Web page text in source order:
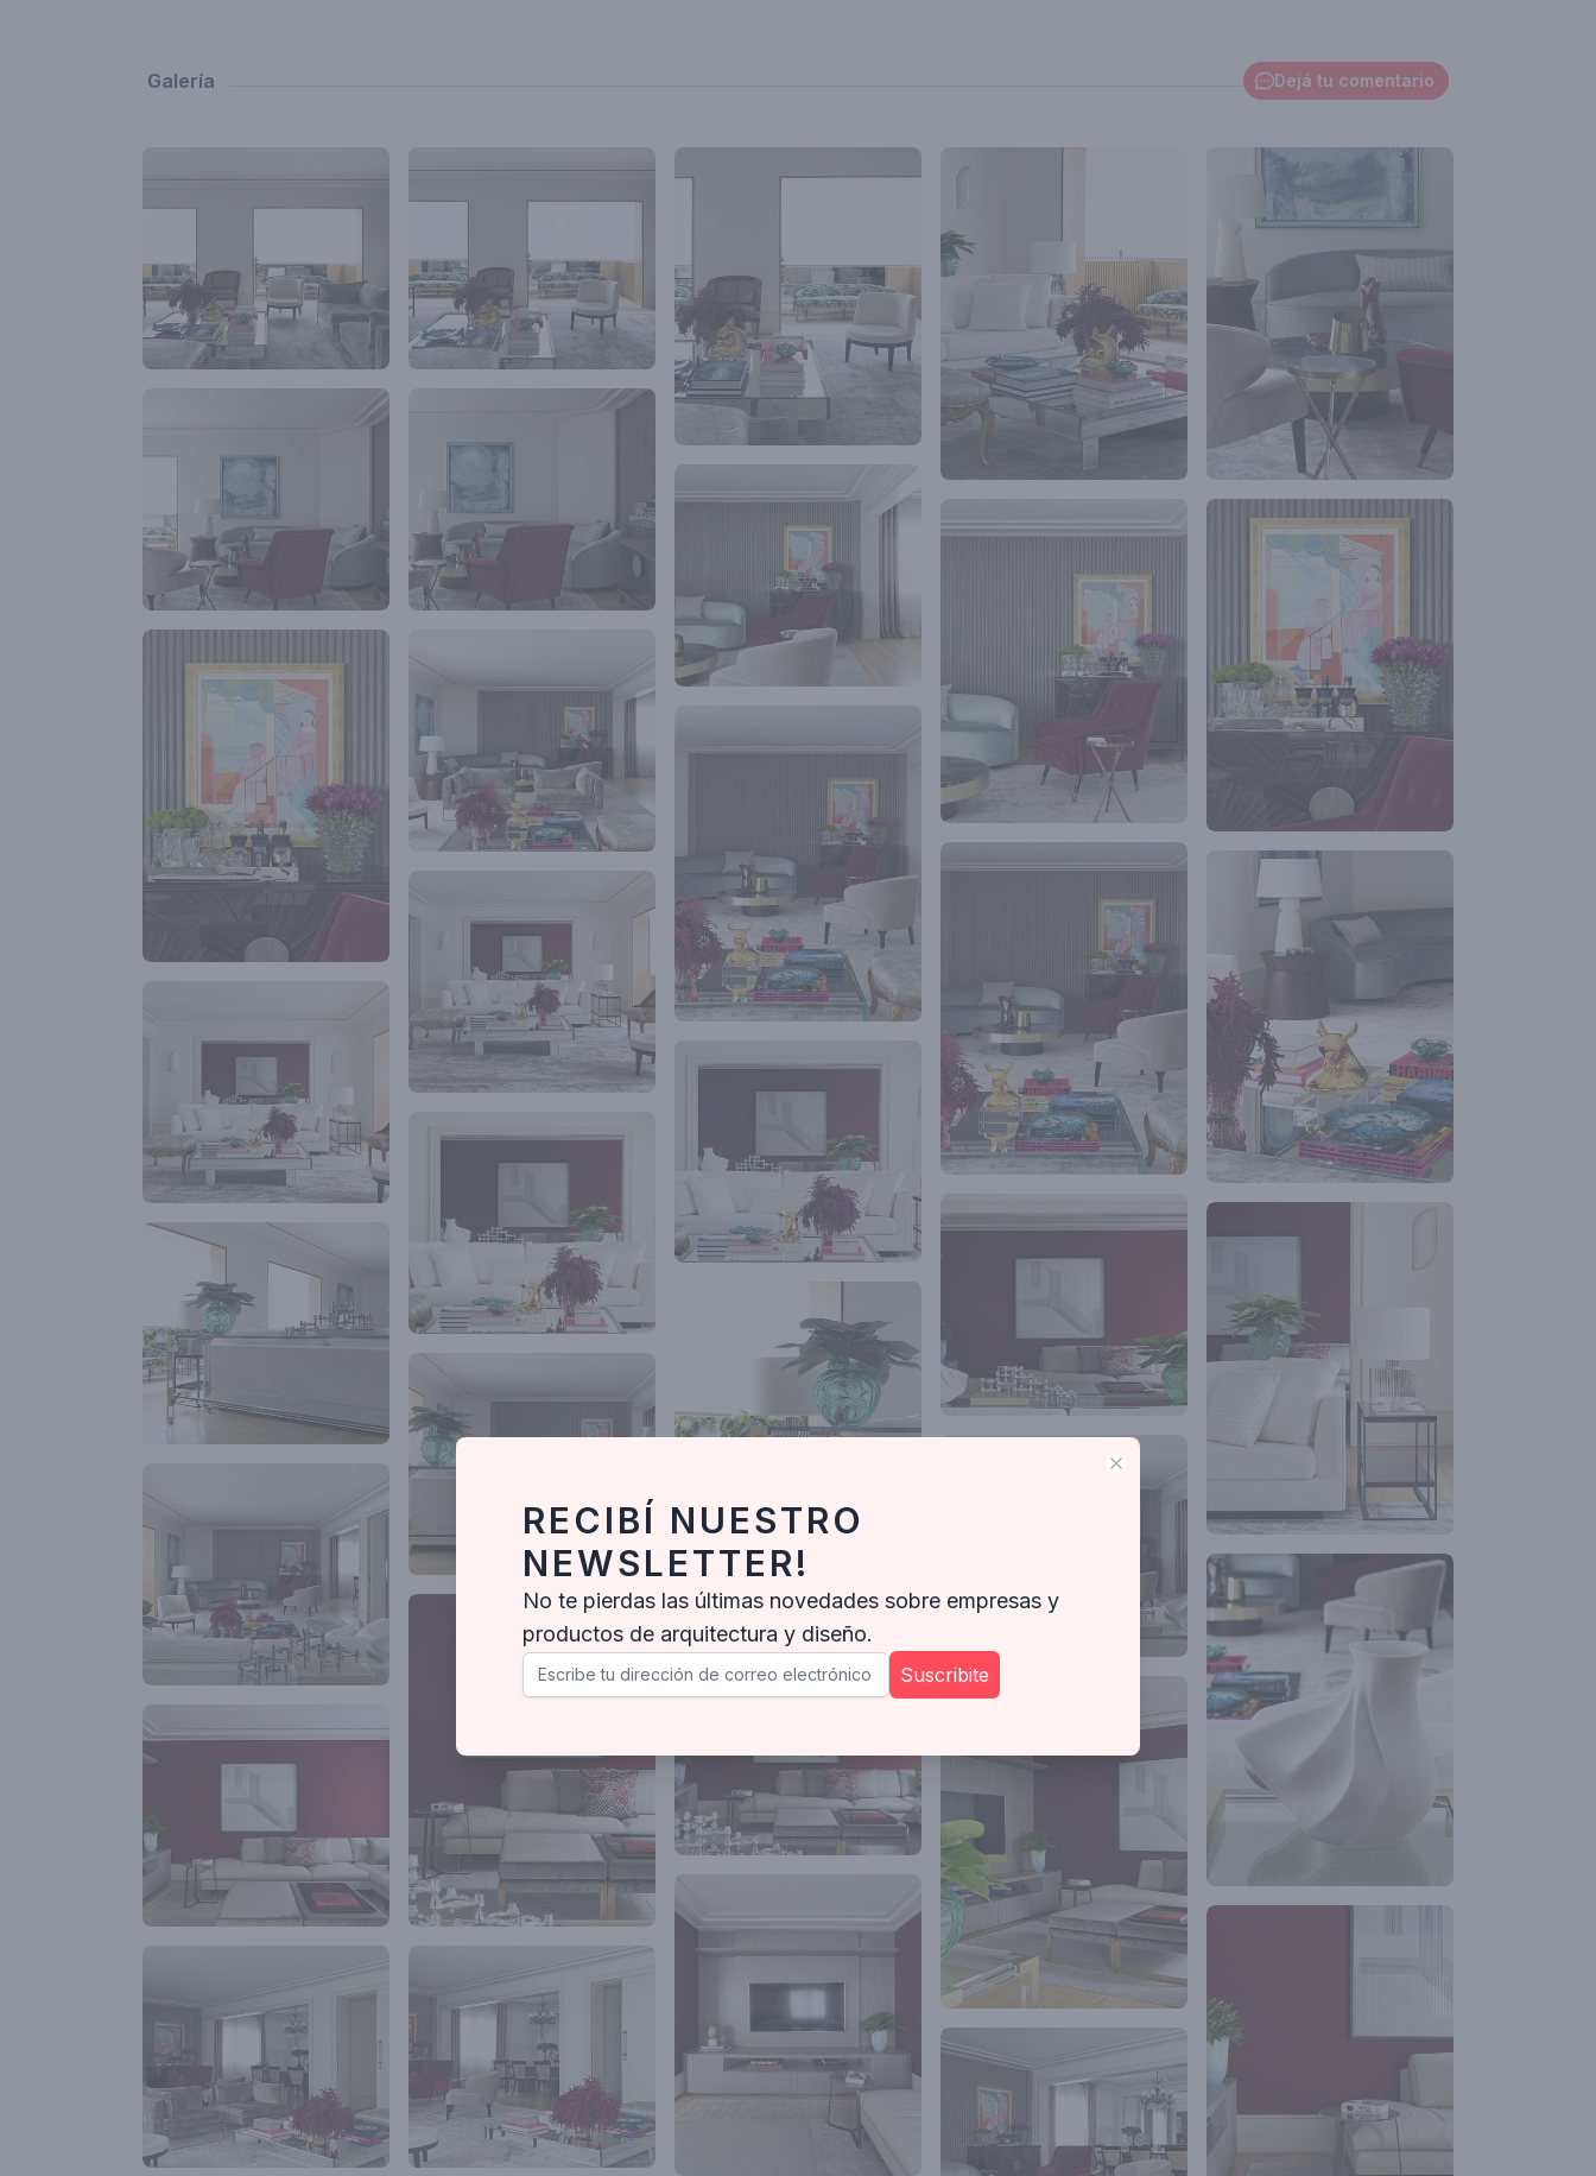
Os acabamentos pesados saíram de cena para dar espaço ao
novos dias do imóvel. Com simplicidade, o arquiteto define o
que move seu escritório: “Personalização e fixação pelo belo”.
Aqui, a estrutura clara resultante de integração entre os
espaços trouxe leveza ao que antes era um lugar escuro e
compartimentado. “Com luz abundante e fluidez de layout,
escolhemos uma paleta de cores rica para um décor
contemporâneo e chic”, conta Diego.
Para complementar a cor bordô, tons de verde e azul foram
acentuar a claridade do apartamento, o sofá do living foi feito
absolutamente branco, o que encaixou perfeitamente com o
plano de fundo bordô.
Outro diferencial deste projeto é a mistura de tonalidades de
madeiras naturais, começando pelo piso claro em madeira
Tauarí, passando pela madeira tom de mel Carvalho no terraço,
painel na madeira acinzentada Grigio, e indo até uma madeira
escura Ébano de Macassar, na cômoda/bar do living. Madeiras
que unidas ás tonalidades neutras do apartamento, trouxeram
equilíbrio e aconchego.
O mix de estilos é o ponto alto da decoração: poltrona estilo
francês, sofá da década de 60, tons de dourado trazendo a
década de 70, e peças contemporâneas - como o sofá do
Living e do Home Theater. O Mix também fica evidente nos
objetos e adornos do apartamento, com texturas e
acabamentos diversos, passando pelos tradicionais até os
contemporâneos, usando muranos, vidros coloridos, cerâmicas
e tons diferentes de metais, como latão e prata, gerando assim,
uma mistura afinada de estilos e épocas.
Galería Dejá tu comentario
Close
RECIBÍ NUESTRO
NEWSLETTER!
No te pierdas las últimas novedades sobre empresas y
productos de arquitectura y diseño.
Suscribite